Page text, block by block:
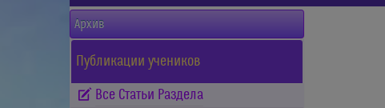
Архив
Публикации учеников
Все Статьи Раздела